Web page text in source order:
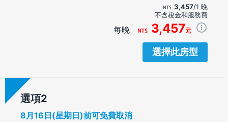
3,457/1 晚
不含稅金和服務費
每晚 3,457元
選擇此房型
選項
8月16日(星期日)前可免費取消